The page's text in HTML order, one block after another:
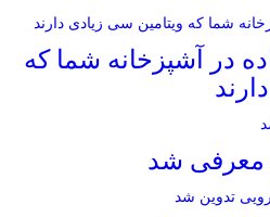
در آشپزخانه شما که